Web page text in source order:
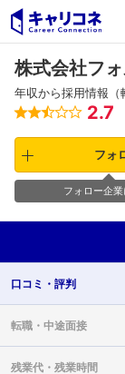
株式会社フ
年収から採用情報
2.7
フォ
フォロー企
口コミ・ 評判
転職・ 中途面接
残業代・ 残業時間